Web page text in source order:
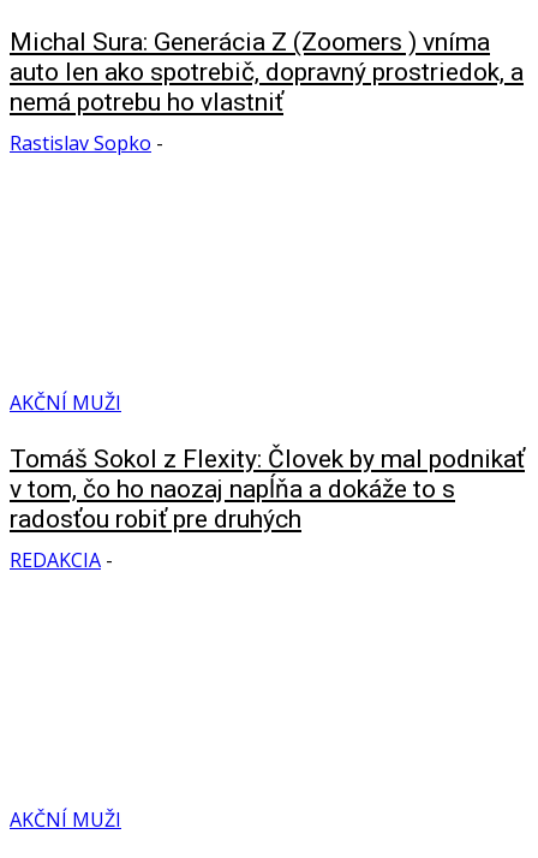
Michal Sura: Generácia Z (Zoomers ) vníma
auto len ako spotrebič, dopravný prostriedok, a
nemá potrebu ho vlastniť
Rastislav Sopko -
AKČNÍ MUŽI
Tomáš Sokol z Flexity: Človek by mal podnikať
v tom, čo ho naozaj napĺňa a dokáže to s
radosťou robiť pre druhých
REDAKCIA -
AKČNÍ MUŽI